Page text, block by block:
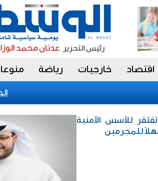
اقتصاد خارجيات رياضة
للأسس الأمنية
للمجرمين